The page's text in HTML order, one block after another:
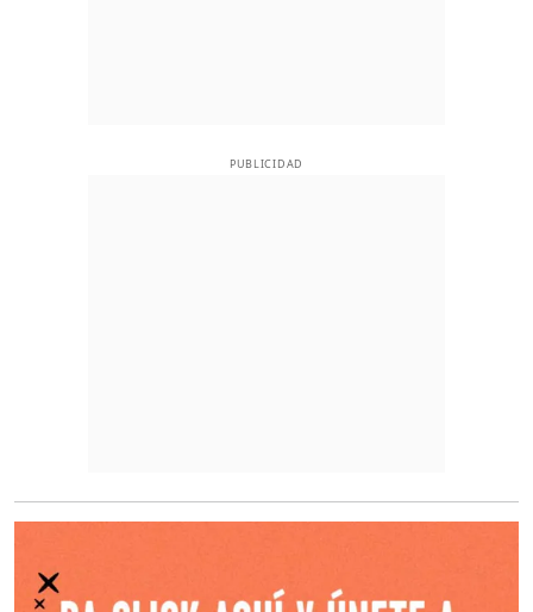
PUBLICIDAD